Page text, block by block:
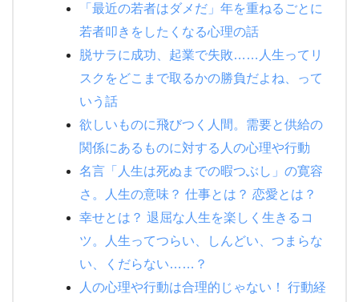
「最近の若者はダメだ」年を重ねるごとに
若者叩きをしたくなる心理の話
脱サラに成功、起業で失敗……人生ってリ
スクをどこまで取るかの勝負だよね、って
いう話
欲しいものに飛びつく人間。需要と供給の
関係にあるものに対する人の心理や行動
名言「人生は死ぬまでの暇つぶし」の寛容
さ。人生の意味？ 仕事とは？ 恋愛とは？
幸せとは？ 退屈な人生を楽しく生きるコ
ツ。人生ってつらい、しんどい、つまらな
い、くだらない……？
人の心理や行動は合理的じゃない！ 行動経